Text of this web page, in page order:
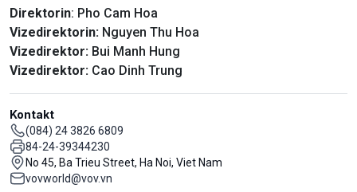
Direktorin: Pho Cam Hoa
Vizedirektorin: Nguyen Thu Hoa
Vizedirektor: Bui Manh Hung
Vizedirektor: Cao Dinh Trung
Kontakt
(084) 24 3826 6809
84-24-39344230
No 45, Ba Trieu Street, Ha Noi, Viet Nam
vovworld@vov.vn